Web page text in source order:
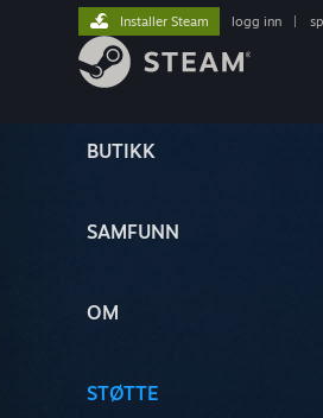
BUTIKK
SAMFUNN
OM
STØTTE
Installer Steam logg inn